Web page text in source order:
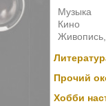
Музыка
Кино
Прочий
Хобби